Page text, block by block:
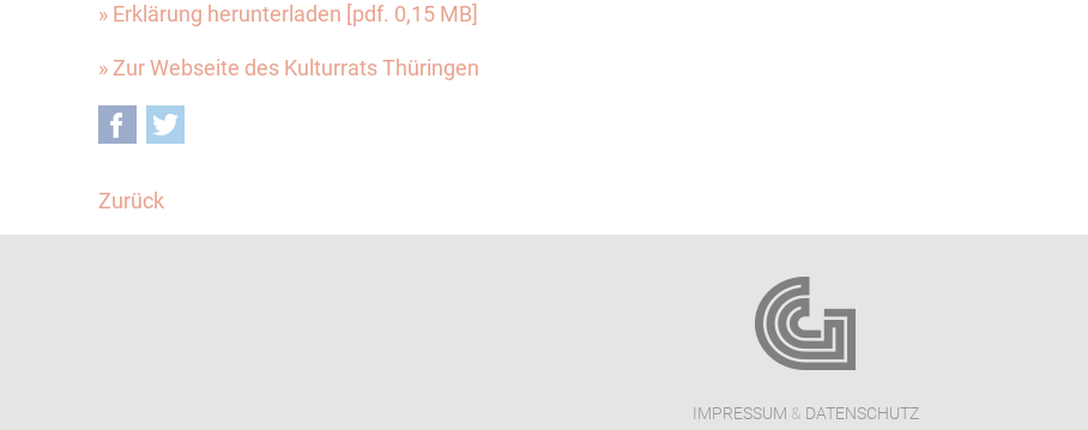
» Erklärung herunterladen [pdf. 0,15 MB]
» Zur Webseite des Kulturrats Thüringen
Facebook
Zurück
IMPRESSUM & DATENSCHUTZ